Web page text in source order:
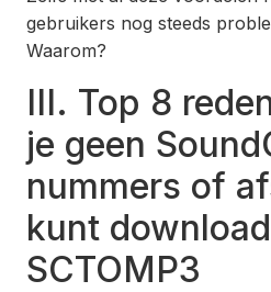
gebruikers nog steeds
Waarom?
III. Top 8
je geen
nummers of
kunt
SCTOMP3